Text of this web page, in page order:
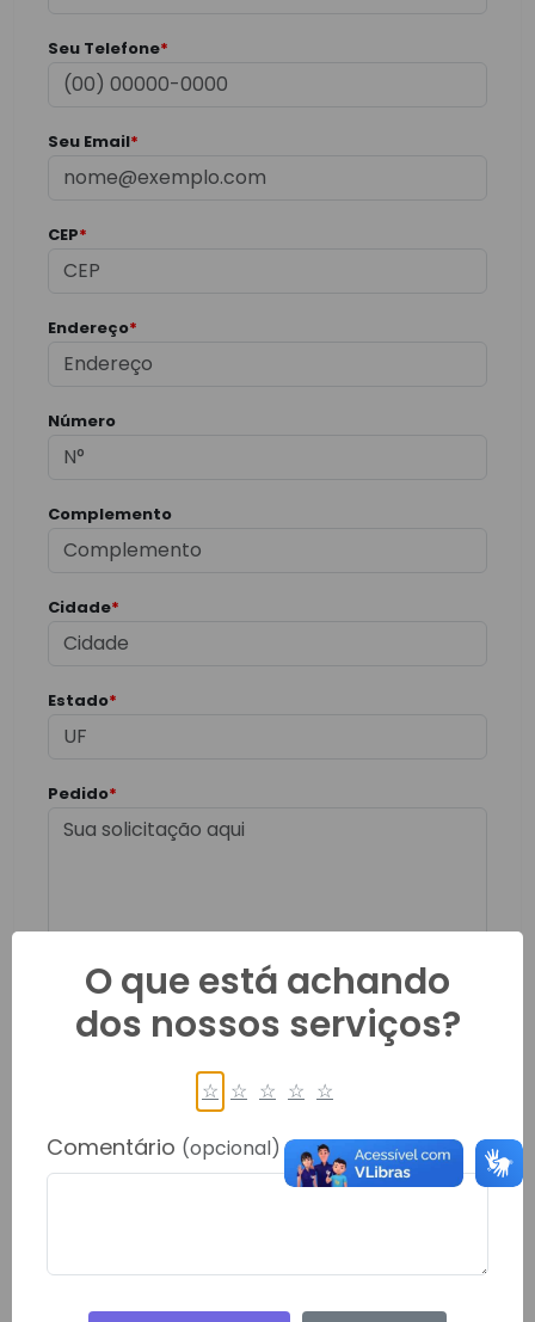
Seu Telefone*
Seu Email*
CEP*
Endereço*
Número
Complemento
Cidade*
Estado*
Pedido*
Anexo (opcional)
Limite de tamanho para arquivos: 8MB
Enviar Pedido
O que está achando
dos nossos serviços?
☆ ☆ ☆ ☆ ☆
Comentário (opcional)